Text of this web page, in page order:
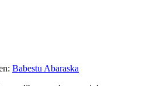
Babestu Abaraska